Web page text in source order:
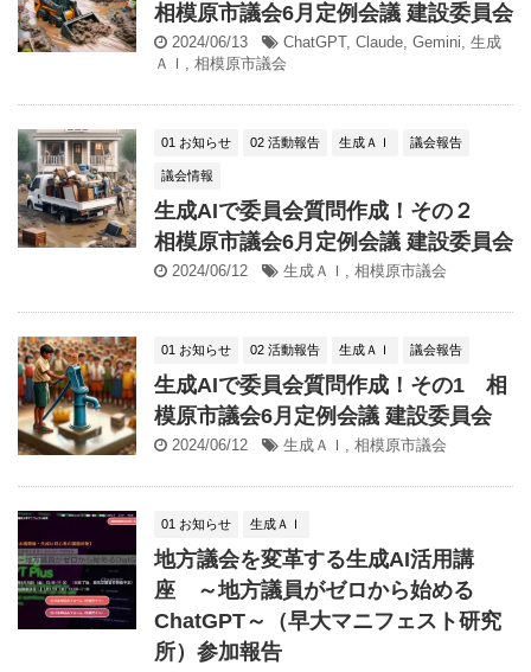
相模原市議会6月定例会議 建設委員会
2024/06/13 ChatGPT, Claude, Gemini, 生成
ＡＩ , 相模原市議会
01 お知らせ 02 活動報告 生成ＡＩ 議会報告
議会情報
生成AIで委員会質問作成！その２
相模原市議会6月定例会議 建設委員会
2024/06/12 生成ＡＩ , 相模原市議会
01 お知らせ 02 活動報告 生成ＡＩ 議会報告
生成AIで委員会質問作成！その1 相
模原市議会6月定例会議 建設委員会
2024/06/12 生成ＡＩ , 相模原市議会
01 お知らせ 生成ＡＩ
地方議会を変革する生成AI活用講
座 ～地方議員がゼロから始める
ChatGPT～（早大マニフェスト研究
所）参加報告